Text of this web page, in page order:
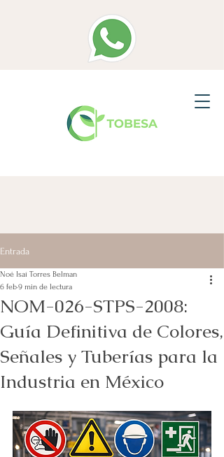
Entrada
NOM-026-STPS-2008:
Guía Definitiva de Colores,
Señales y Tuberías para la
Industria en México
Noé Isaí Torres Belman
6 feb9 min de lectura